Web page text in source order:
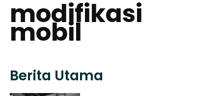
modifikasi
mobil
Berita Utama